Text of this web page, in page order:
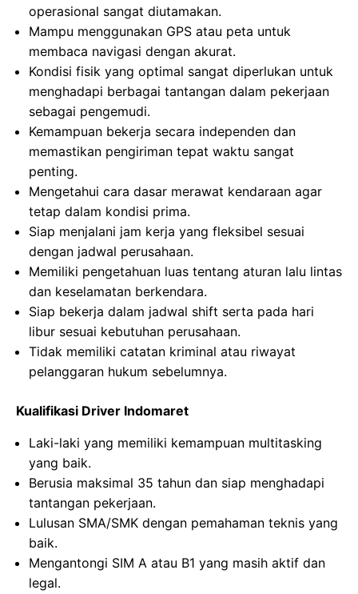
operasional sangat diutamakan.
Mampu menggunakan GPS atau peta untuk
membaca navigasi dengan akurat.
Kondisi fisik yang optimal sangat diperlukan untuk
menghadapi berbagai tantangan dalam pekerjaan
sebagai pengemudi.
Kemampuan bekerja secara independen dan
memastikan pengiriman tepat waktu sangat
penting.
Mengetahui cara dasar merawat kendaraan agar
tetap dalam kondisi prima.
Siap menjalani jam kerja yang fleksibel sesuai
dengan jadwal perusahaan.
Memiliki pengetahuan luas tentang aturan lalu lintas
dan keselamatan berkendara.
Siap bekerja dalam jadwal shift serta pada hari
libur sesuai kebutuhan perusahaan.
Tidak memiliki catatan kriminal atau riwayat
pelanggaran hukum sebelumnya.
Kualifikasi Driver Indomaret
Laki-laki yang memiliki kemampuan multitasking
yang baik.
Berusia maksimal 35 tahun dan siap menghadapi
tantangan pekerjaan.
Lulusan SMA/SMK dengan pemahaman teknis yang
baik.
Mengantongi SIM A atau B1 yang masih aktif dan
legal.